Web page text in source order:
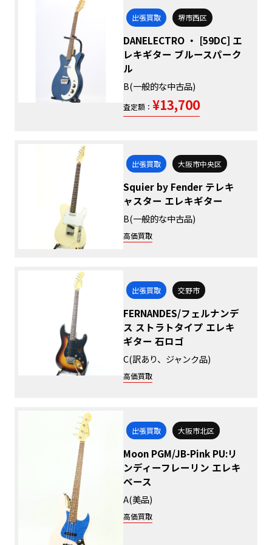
出張買取 堺市西区
DANELECTRO ・ [59DC] エ
レキギター ブルースパーク
ル
B(一般的な中古品)
査定額： ¥13,700
出張買取 大阪市中央区
Squier by Fender テレキ
ャスター エレキギター
B(一般的な中古品)
高価買取
出張買取 交野市
FERNANDES/フェルナンデ
ス ストラトタイプ エレキ
ギター 石ロゴ
C(訳あり、ジャンク品)
高価買取
出張買取 大阪市北区
Moon PGM/JB-Pink PU:リ
ンディーフレーリン エレキ
ベース
A(美品)
高価買取